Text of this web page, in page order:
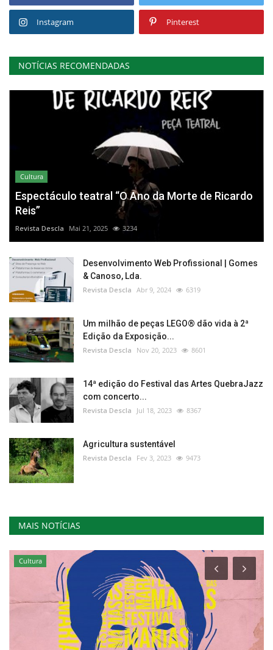
Instagram Pinterest
NOTÍCIAS RECOMENDADAS
Cultura
Espectáculo teatral “O Ano da Morte de Ricardo
Reis”
Revista Descla Mai 21, 2025 3234
Desenvolvimento Web Profissional | Gomes
& Canoso, Lda.
Revista Descla Abr 9, 2024 6319
Um milhão de peças LEGO® dão vida à 2ª
Edição da Exposição...
Revista Descla Nov 20, 2023 8601
14ª edição do Festival das Artes QuebraJazz
com concerto...
Revista Descla Jul 18, 2023 8367
Agricultura sustentável
Revista Descla Fev 3, 2023 9473
MAIS NOTÍCIAS
Cultura